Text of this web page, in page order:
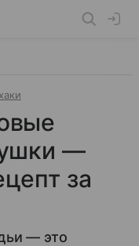
—
за
— это